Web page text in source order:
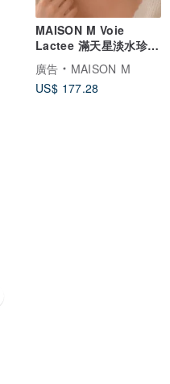
MAISON M Voie
Lactee 滿天星淡水珍珠
項鏈 金
廣告
MAISON M
US$ 177.28